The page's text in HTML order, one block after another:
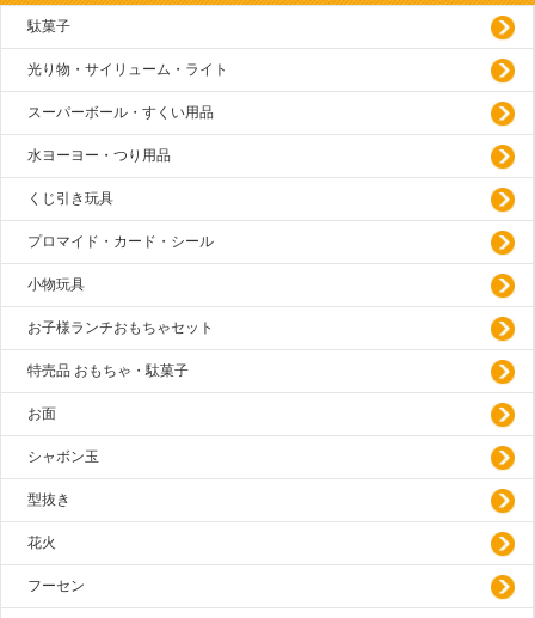
駄菓子
光り物・サイリューム・ライト
スーパーボール・すくい用品
水ヨーヨー・つり用品
くじ引き玩具
プロマイド・カード・シール
小物玩具
お子様ランチおもちゃセット
特売品 おもちゃ・駄菓子
お面
シャボン玉
型抜き
花火
フーセン